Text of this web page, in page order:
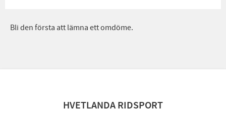
Bli den första att lämna ett omdöme.
HVETLANDA RIDSPORT